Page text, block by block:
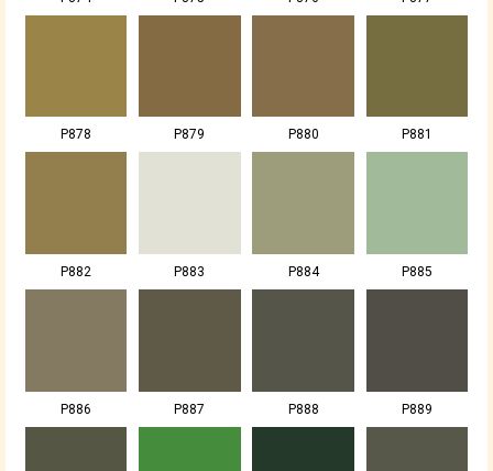
P878 P879 P880 P881
P882 P883 P884 P885
P886 P887 P888 P889